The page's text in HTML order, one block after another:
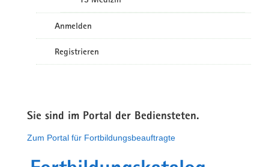
Anmelden
Registrieren
Sie sind im Portal der Bediensteten.
Zum Portal für Fortbildungsbeauftragte